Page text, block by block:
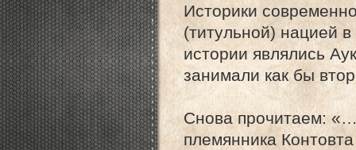
Историки
(титульной) нацией
истории являлись
занимали как бы
Снова прочитаем:
племянника